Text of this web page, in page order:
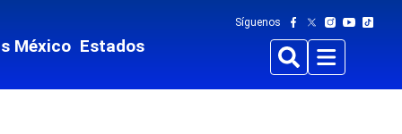
México Estados
Síguenos
BuscarMenu